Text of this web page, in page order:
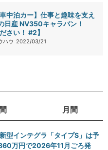
車中泊カー】仕事と趣味を支え
日産 NV350キャラバン！
さい！ #2】
ハウ 2022/03/21
月間
型インテグラ「タイプS」は予
万円で2026年11月ごろ発